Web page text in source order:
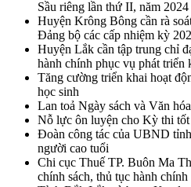
Sầu riêng lần thứ II, năm 2024
Huyện Krông Bông cần rà
Đảng bộ các cấp nhiệm kỳ
Huyện Lắk cần tập trung chỉ
hành chính phục vụ phát triển
Tăng cường triển khai hoạt
học sinh
Lan toả Ngày sách và Văn
Nỗ lực ôn luyện cho Kỳ thi
Đoàn công tác của UBND
người cao tuổi
Chi cục Thuế TP. Buôn Ma
chính sách, thủ tục hành